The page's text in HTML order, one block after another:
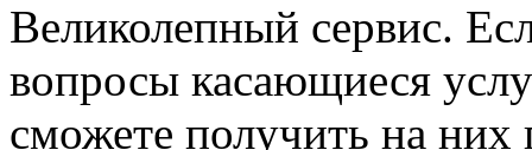
Великолепный сервис.
вопросы касающиеся
сможете получить на них